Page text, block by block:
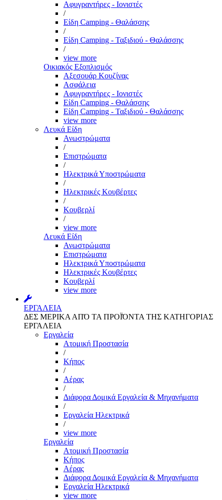
Αφυγραντήρες - Ιονιστές
/
Είδη Camping - Θαλάσσης
/
Είδη Camping - Ταξιδιού - Θαλάσσης
/
view more
Οικιακός Εξοπλισμός
Αξεσουάρ Κουζίνας
Ασφάλεια
Αφυγραντήρες - Ιονιστές
Είδη Camping - Θαλάσσης
Είδη Camping - Ταξιδιού - Θαλάσσης
view more
Λευκά Είδη
Ανωστρώματα
/
Επιστρώματα
/
Ηλεκτρικά Υποστρώματα
/
Ηλεκτρικές Κουβέρτες
/
Κουβερλί
/
view more
Λευκά Είδη
Ανωστρώματα
Επιστρώματα
Ηλεκτρικά Υποστρώματα
Ηλεκτρικές Κουβέρτες
Κουβερλί
view more
ΕΡΓΑΛΕΙΑ
ΔΕΣ ΜΕΡΙΚΑ ΑΠΌ ΤΑ ΠΡΟΪΌΝΤΑ ΤΗΣ ΚΑΤΗΓΟΡΙΑΣ
ΕΡΓΑΛΕΙΑ
Εργαλεία
Aτομική Προστασία
/
Kήπος
/
Αέρας
/
Διάφορα Δομικά Εργαλεία & Μηχανήματα
/
Εργαλεία Ηλεκτρικά
/
view more
Εργαλεία
Aτομική Προστασία
Kήπος
Αέρας
Διάφορα Δομικά Εργαλεία & Μηχανήματα
Εργαλεία Ηλεκτρικά
view more